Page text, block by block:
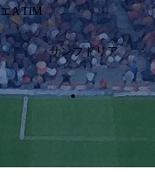
A TIM
サンプドリア